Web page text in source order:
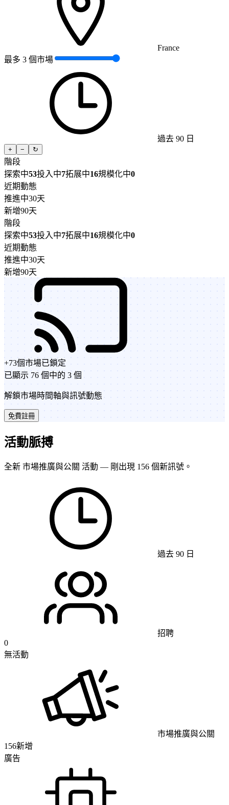
France
最多 3 個市場
過去 90 日
+ − ↻
階段
探索中53投入中7拓展中16規模化中0
近期動態
推進中30天
新增90天
階段
探索中53投入中7拓展中16規模化中0
近期動態
推進中30天
新增90天
+73個市場已鎖定
已顯示 76 個中的 3 個
解鎖市場時間軸與訊號動態
免費註冊
活動脈搏
全新 市場推廣與公關 活動 — 剛出現 156 個新訊號。
過去 90 日
招聘
0
無活動
市場推廣與公關
156新增
廣告